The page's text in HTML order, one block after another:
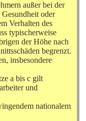
außer bei der
oder
Verhalten des
typischerweise
der Höhe nach
begrenzt.
insbesondere
a bis c gilt
und
nationalem